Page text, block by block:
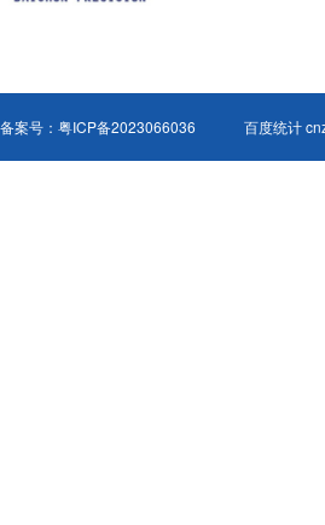
备案号： 粤ICP备2023066036 百度统计